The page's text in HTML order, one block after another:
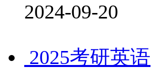
2024-09-20
2025考研英